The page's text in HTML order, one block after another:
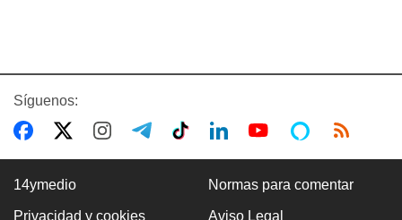
Síguenos:
14ymedio Normas para comentar
Privacidad y cookies Aviso Legal